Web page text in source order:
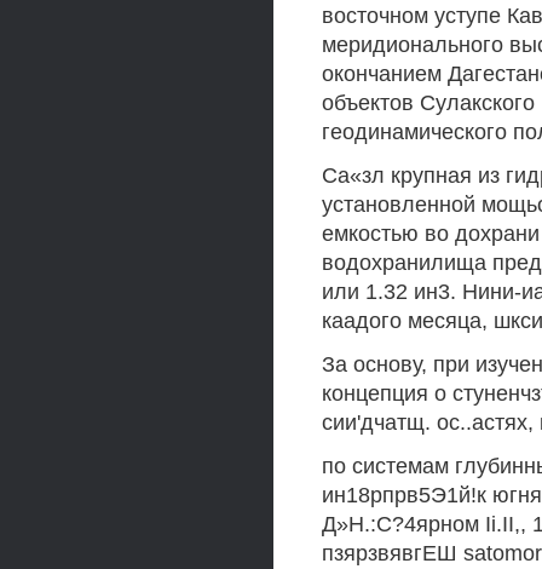
восточном уступе
меридионального
окончанием
объектов
геодинамического
Са«зл крупная из
установленной
емкостью во
водохранилища
или 1.32 ин3. Нини-
каадого месяца,
За основу, при
концепция о
сии'дчатщ. ос..астях,
по системам
ин18рпрв5Э1й!к
Д»Н.:С?4ярном Ii.II,,
пзярзвявгЕШ